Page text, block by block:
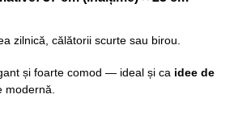
zilnică, călătorii scurte sau birou.
și foarte comod — ideal și ca idee de
modernă.